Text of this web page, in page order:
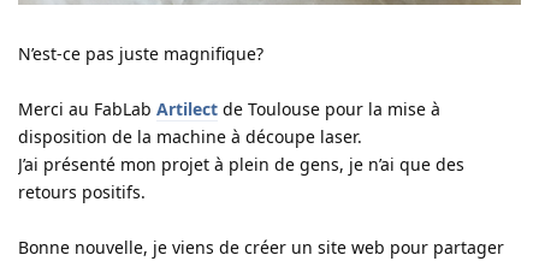
N’est-ce pas juste magnifique?
Merci au FabLab Artilect de Toulouse pour la mise à
disposition de la machine à découpe laser.
J’ai présenté mon projet à plein de gens, je n’ai que des
retours positifs.
Bonne nouvelle, je viens de créer un site web pour partager